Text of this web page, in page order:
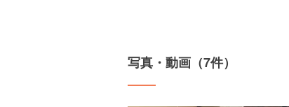
写真・動画（7件）